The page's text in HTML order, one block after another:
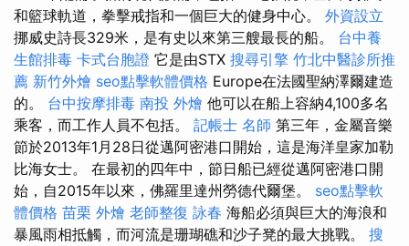
和籃球軌道，拳擊戒指和一個巨大的健身中心。 外資設立
挪威史詩長329米，是有史以來第三艘最長的船。 台中養
生館排毒 卡式台胞證 它是由STX 搜尋引擎 竹北中醫診所推
薦 新竹外燴 seo點擊軟體價格 Europe在法國聖納澤爾建造
的。 台中按摩排毒 南投 外燴 他可以在船上容納4,100多名
乘客，而工作人員不包括。 記帳士 名師 第三年，金屬音樂
節於2013年1月28日從邁阿密港口開始，這是海洋皇家加勒
比海女士。 在最初的四年中，節日船已經從邁阿密港口開
始，自2015年以來，佛羅里達州勞德代爾堡。 seo點擊軟
體價格 苗栗 外燴 老師整復 詠春 海船必須與巨大的海浪和
暴風雨相抵觸，而河流是珊瑚礁和沙子凳的最大挑戰。 搜